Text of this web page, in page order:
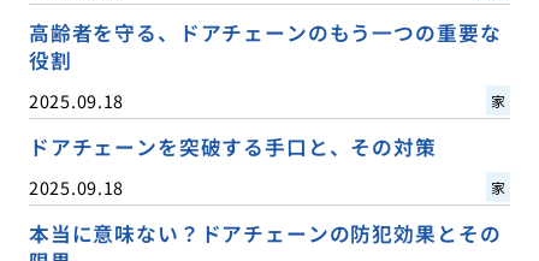
高齢者を守る、ドアチェーンのもう一つの重要な
役割
2025.09.18 家
ドアチェーンを突破する手口と、その対策
2025.09.18 家
本当に意味ない？ドアチェーンの防犯効果とその